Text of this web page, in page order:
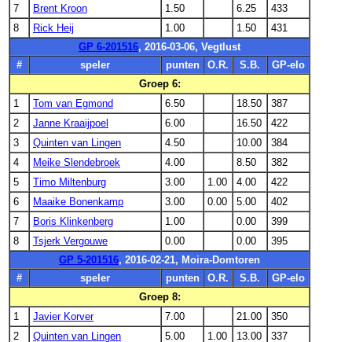
7
Brent Kroon 1.50 6.25
433
8
Rick Heij 1.00 1.50
431
GP 6-201516, 2016-03-06, Vegtlust
#
speler punten O.R. S.B.
GP-elo
Groep 6:
1
Tom van Egmond 6.50 18.50
387
2
Janne Kraaijpoel 6.00 16.50
422
3
Quinten van Lingen 4.50 10.00
384
4
Meike Slendebroek 4.00 8.50
382
5
Timo Miltenburg 3.00 1.00 4.00
422
6
Maaike Bonenkamp 3.00 0.00 5.00
402
7
Boris Klinkenberg 1.00 0.00
399
8
Tsjerk Vergouwe 0.00 0.00
395
GP 5-201516, 2016-02-21, Moira-Domtoren
#
speler punten O.R. S.B.
GP-elo
Groep 8:
1
Javier Korver 7.00 21.00
350
2
Quinten van Lingen 5.00 1.00 13.00 337